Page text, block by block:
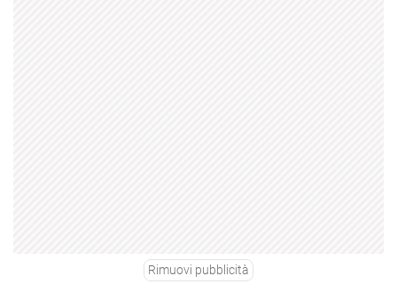
Rimuovi pubblicità